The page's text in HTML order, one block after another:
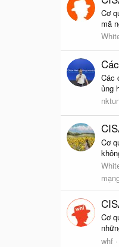
Cơ
mã
Các
ủng
Cơ
Cơ
whf